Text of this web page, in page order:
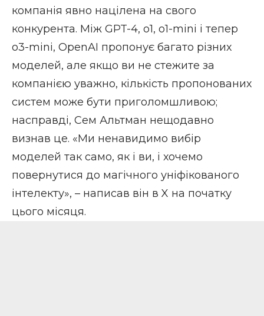
компанія явно націлена на свого
конкурента. Між GPT-4, o1, o1-mini і тепер
o3-mini, OpenAI пропонує багато різних
моделей, але якщо ви не стежите за
компанією уважно, кількість пропонованих
систем може бути приголомшливою;
насправді, Сем Альтман нещодавно
визнав це. «Ми ненавидимо вибір
моделей так само, як і ви, і хочемо
повернутися до магічного уніфікованого
інтелекту», – написав він в X на початку
цього місяця.